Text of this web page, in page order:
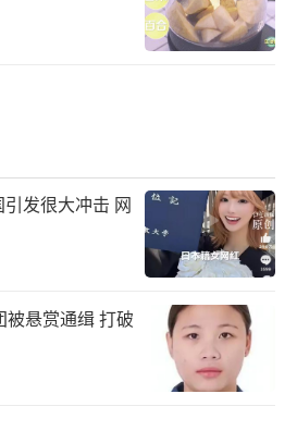
发很大冲击 网
悬赏通缉 打破